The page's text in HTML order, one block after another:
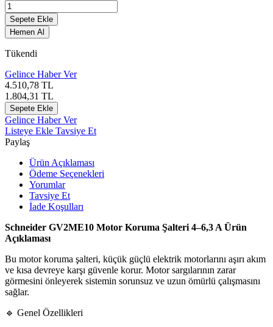
Sepete Ekle
Hemen Al
Tükendi
Gelince Haber Ver
4.510,78 TL
1.804,31 TL
Sepete Ekle
Gelince Haber Ver
Listeye Ekle Tavsiye Et
Paylaş
Ürün Açıklaması
Ödeme Seçenekleri
Yorumlar
Tavsiye Et
İade Koşulları
Schneider GV2ME10 Motor Koruma Şalteri 4–6,3 A Ürün
Açıklaması
Bu motor koruma şalteri, küçük güçlü elektrik motorlarını aşırı akım
ve kısa devreye karşı güvenle korur. Motor sargılarının zarar
görmesini önleyerek sistemin sorunsuz ve uzun ömürlü çalışmasını
sağlar.
🔹 Genel Özellikleri